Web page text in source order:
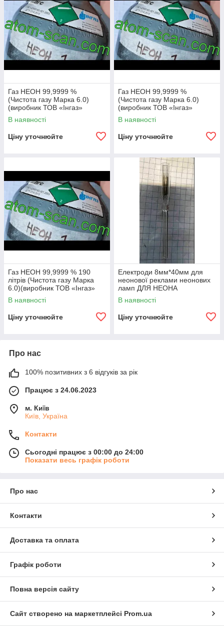
Газ НЕОН 99,9999 %
(Чистота газу Марка 6.0)
(виробник ТОВ «Iнгаз»
м.Маріуполь)
В наявності
Ціну уточнюйте
Газ НЕОН 99,9999 %
(Чистота газу Марка 6.0)
(виробник ТОВ «Iнгаз»
м.Маріуполь)
В наявності
Ціну уточнюйте
Газ НЕОН 99,9999 % 190
літрів (Чистота газу Марка
6.0)(виробник ТОВ «Iнгаз»
м.Маріуполь)
В наявності
Ціну уточнюйте
Електроди 8мм*40мм для
неонової реклами неонових
ламп ДЛЯ НЕОНА
В наявності
Ціну уточнюйте
Про нас
100% позитивних з 6 відгуків за рік
Працює з 24.06.2023
м. Київ
Київ, Україна
Контакти
Сьогодні працює з 00:00 до 24:00
Показати весь графік роботи
Про нас
Контакти
Доставка та оплата
Графік роботи
Повна версія сайту
Сайт створено на маркетплейсі Prom.ua